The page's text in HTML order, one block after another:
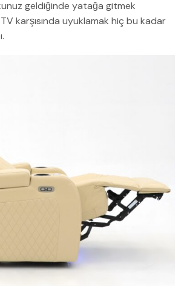
geldiğinde yatağa gitmek
karşısında uyuklamak hiç bu kadar